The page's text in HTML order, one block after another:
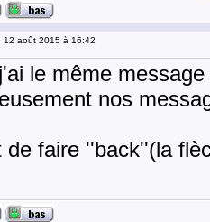
12 août 2015 à 16:42
le même
nos
de faire ''back''(la